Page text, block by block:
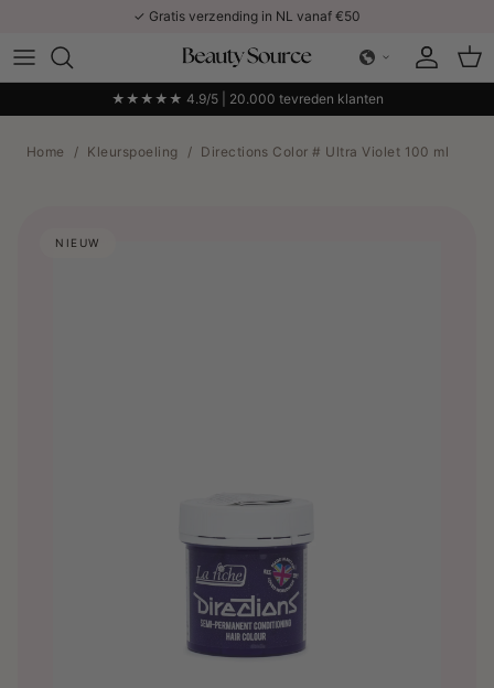
✓ Gratis verzending in NL vanaf €50
Account
★★★★★ 4.9/5 | 20.000 tevreden klanten
Home / Kleurspoeling / Directions Color # Ultra Violet 100 ml
NIEUW